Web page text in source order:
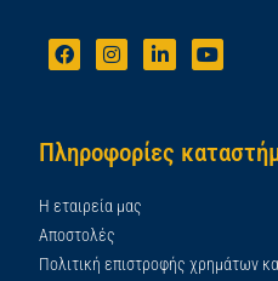
Πληροφορίες
Η εταιρεία μας
Αποστολές
Πολιτική επιστροφής χρημάτων